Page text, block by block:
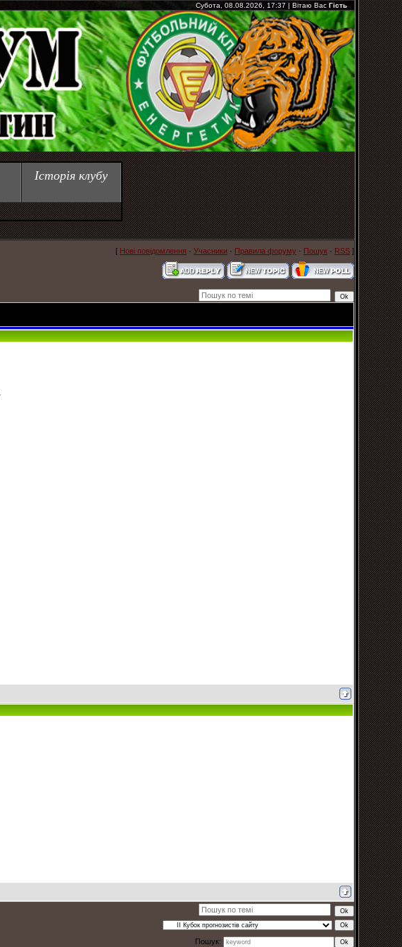
Субота, 08.08.2026, 17:37 | Вітаю Вас Гість
Історія клубу
[ Нові повідомлення · Учасники · Правила форуму · Пошук · RSS ]
Пошук: